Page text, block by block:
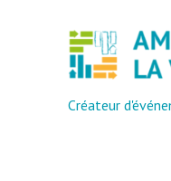
Créateur